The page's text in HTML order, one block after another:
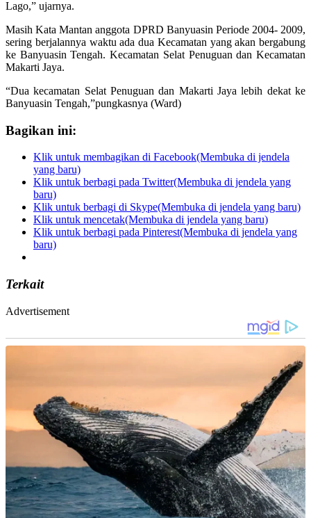
Lago,” ujarnya.
Masih Kata Mantan anggota DPRD Banyuasin Periode 2004- 2009,
sering berjalannya waktu ada dua Kecamatan yang akan bergabung
ke Banyuasin Tengah. Kecamatan Selat Penuguan dan Kecamatan
Makarti Jaya.
“Dua kecamatan Selat Penuguan dan Makarti Jaya lebih dekat ke
Banyuasin Tengah,”pungkasnya (Ward)
Bagikan ini:
Klik untuk membagikan di Facebook(Membuka di jendela
yang baru)
Klik untuk berbagi pada Twitter(Membuka di jendela yang
baru)
Klik untuk berbagi di Skype(Membuka di jendela yang baru)
Klik untuk mencetak(Membuka di jendela yang baru)
Klik untuk berbagi pada Pinterest(Membuka di jendela yang
baru)
Terkait
Advertisement